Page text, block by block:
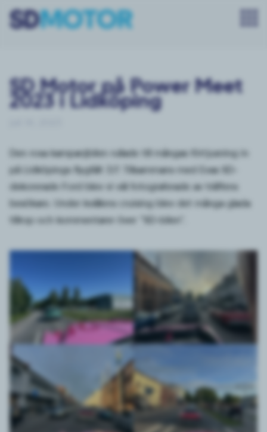
SD Motor på Power Meet
2023 i Lidköping
Den rosa kampanjbilen rullade till mångas förtjusning in
på Lidköpings flygfält 7/7. Tillsammans med Evas SD-
dekorerade Ford blev vi väl fotograferade av träffens
besökare. Under kvällens cruising blev det många glada
tillrop och kommentarer över ”SD-bilen”.